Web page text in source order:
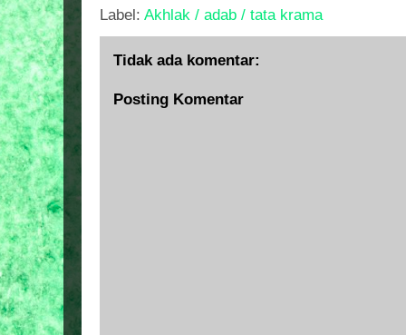
Label: Akhlak / adab / tata krama
Tidak ada komentar:
Posting Komentar